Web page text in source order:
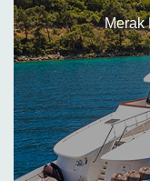
Merak